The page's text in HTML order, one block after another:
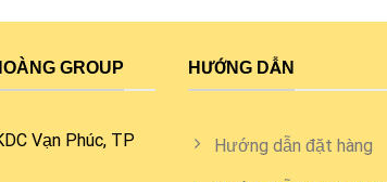
GROUP
Vạn Phúc, TP
HƯỚNG DẪN
Hướng dẫn đặt hàng